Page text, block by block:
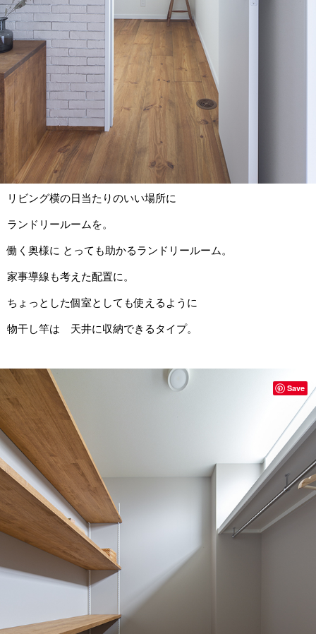
リビング横の日当たりのいい場所に
ランドリールームを。
働く奥様に とっても助かるランドリールーム。
家事導線も考えた配置に。
ちょっとした個室としても使えるように
物干し竿は 天井に収納できるタイプ。
Save